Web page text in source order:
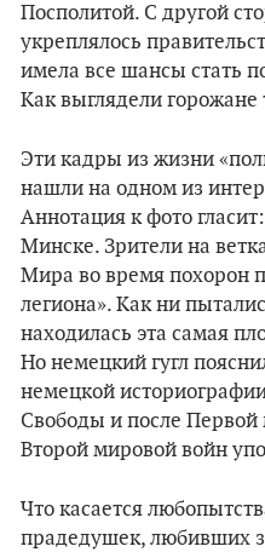
Посполитой. С другой
укреплялось
имела все шансы стать
Как выглядели горожане
Эти кадры из жизни
нашли на одном из
Аннотация к фото
Минске. Зрители на
Мира во время похорон
легиона». Как ни
находилась эта самая
Но немецкий гугл
немецкой
Свободы и после
Второй мировой войн
Что касается
прадедушек, любивших